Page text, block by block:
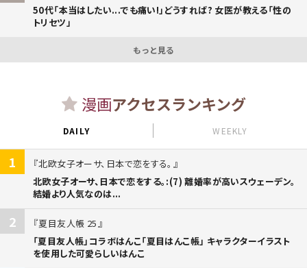
50代「本当はしたい...でも痛い!」どうすれば? 女医が教える「性の
トリセツ」
もっと見る
漫画アクセスランキング
DAILY WEEKLY
1
北欧女子オーサ、日本で恋をする。
北欧女子オーサ、日本で恋をする。:(7) 離婚率が高いスウェーデン。
結婚より人気なのは...
2
夏目友人帳 25
「夏目友人帳」コラボはんこ「夏目はんこ帳」 キャラクターイラスト
を使用した可愛らしいはんこ